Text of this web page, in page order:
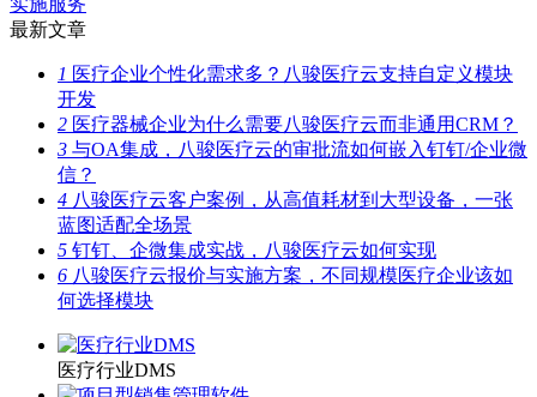
实施服务
最新文章
1 医疗企业个性化需求多？八骏医疗云支持自定义模块
开发
2 医疗器械企业为什么需要八骏医疗云而非通用CRM？
3 与OA集成，八骏医疗云的审批流如何嵌入钉钉/企业微
信？
4 八骏医疗云客户案例，从高值耗材到大型设备，一张
蓝图适配全场景
5 钉钉、企微集成实战，八骏医疗云如何实现
6 八骏医疗云报价与实施方案，不同规模医疗企业该如
何选择模块
医疗行业DMS